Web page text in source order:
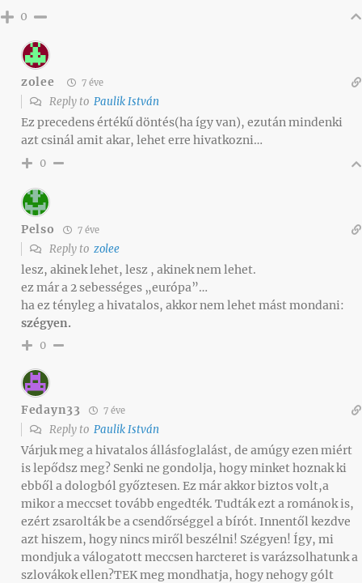
0
zolee 7 éve
Reply to Paulik István
Ez precedens értékű döntés(ha így van), ezután mindenki
azt csinál amit akar, lehet erre hivatkozni…
0
Pelso 7 éve
Reply to zolee
lesz, akinek lehet, lesz , akinek nem lehet.
ez már a 2 sebességes „európa”…
ha ez tényleg a hivatalos, akkor nem lehet mást mondani:
szégyen.
0
Fedayn33 7 éve
Reply to Paulik István
Várjuk meg a hivatalos állásfoglalást, de amúgy ezen miért
is lepődsz meg? Senki ne gondolja, hogy minket hoznak ki
ebből a dologból győztesen. Ez már akkor biztos volt,a
mikor a meccset tovább engedték. Tudták ezt a románok is,
ezért zsarolták be a csendőrséggel a bírót. Innentől kezdve
azt hiszem, hogy nincs miről beszélni! Szégyen! Így, mi
mondjuk a válogatott meccsen harcteret is varázsolhatunk a
szlovákok ellen?TEK meg mondhatja, hogy nehogy gólt